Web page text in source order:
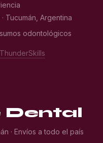
Tucumán, Argentina
odontológicos
Dental
· Envíos a todo el país